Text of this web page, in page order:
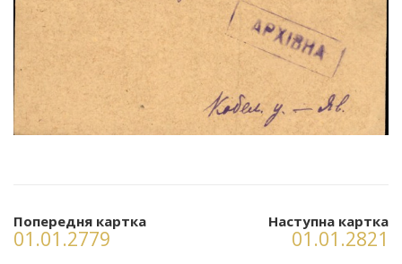
Попередня картка
01.01.2779
Наступна картка
01.01.2821